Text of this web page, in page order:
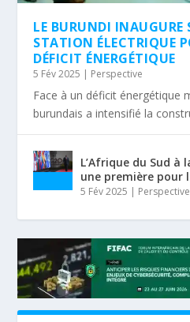
LE BURUNDI INAUGURE
STATION ÉLECTRIQUE
DÉFICIT ÉNERGÉTIQUE
5 Fév 2025 | Perspective
Face à un déficit énergétique
burundais a intensifié la
L’Afrique du Sud à
une première pour
5 Fév 2025 | Perspective